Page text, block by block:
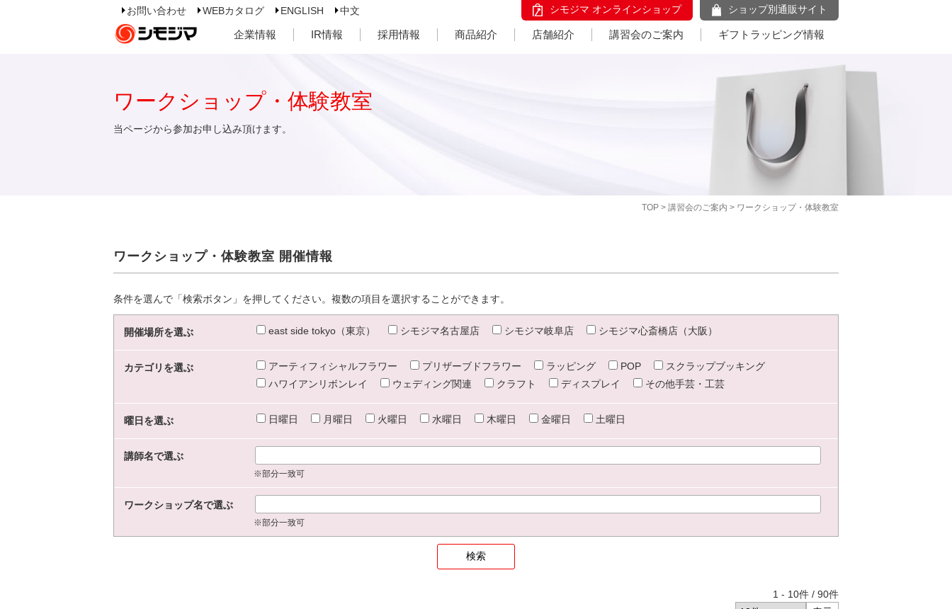
お問い合わせ WEBカタログ ENGLISH 中文 シモジマ オンラインショップ ショップ別通販サイト
企業情報 IR情報 採用情報 商品紹介 店舗紹介 講習会のご案内 ギフトラッピング情報
TOP > 講習会のご案内 > ワークショップ・体験教室
ワークショップ・体験教室
当ページから参加お申し込み頂けます。
ワークショップ・体験教室 開催情報
条件を選んで「検索ボタン」を押してください。複数の項目を選択することができます。
開催場所を選ぶ east side tokyo（東京） シモジマ名古屋店 シモジマ岐阜店 シモジマ心斎橋店（大阪）
カテゴリを選ぶ アーティフィシャルフラワー プリザーブドフラワー ラッピング POP
スクラップブッキング
ハワイアンリボンレイ
ウェディング関連 クラフト ディスプレイ その他手芸・工芸
曜日を選ぶ 日曜日 月曜日 火曜日 水曜日 木曜日 金曜日 土曜日
講師名で選ぶ
※部分一致可
ワークショップ名で選ぶ
※部分一致可
1 - 10件 / 90件